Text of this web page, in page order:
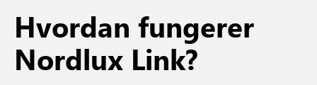
Hvordan fungerer
Nordlux Link?